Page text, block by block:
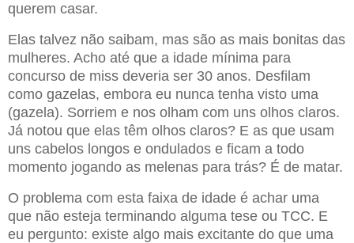
querem casar.
Elas talvez não saibam, mas são as mais bonitas das
mulheres. Acho até que a idade mínima para
concurso de miss deveria ser 30 anos. Desfilam
como gazelas, embora eu nunca tenha visto uma
(gazela). Sorriem e nos olham com uns olhos claros.
Já notou que elas têm olhos claros? E as que usam
uns cabelos longos e ondulados e ficam a todo
momento jogando as melenas para trás? É de matar.
O problema com esta faixa de idade é achar uma
que não esteja terminando alguma tese ou TCC. E
eu pergunto: existe algo mais excitante do que uma